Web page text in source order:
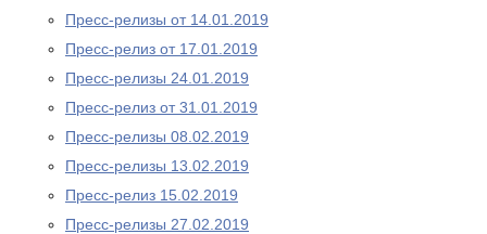
Пресс-релизы от 14.01.2019
Пресс-релиз от 17.01.2019
Пресс-релизы 24.01.2019
Пресс-релиз от 31.01.2019
Пресс-релизы 08.02.2019
Пресс-релизы 13.02.2019
Пресс-релиз 15.02.2019
Пресс-релизы 27.02.2019